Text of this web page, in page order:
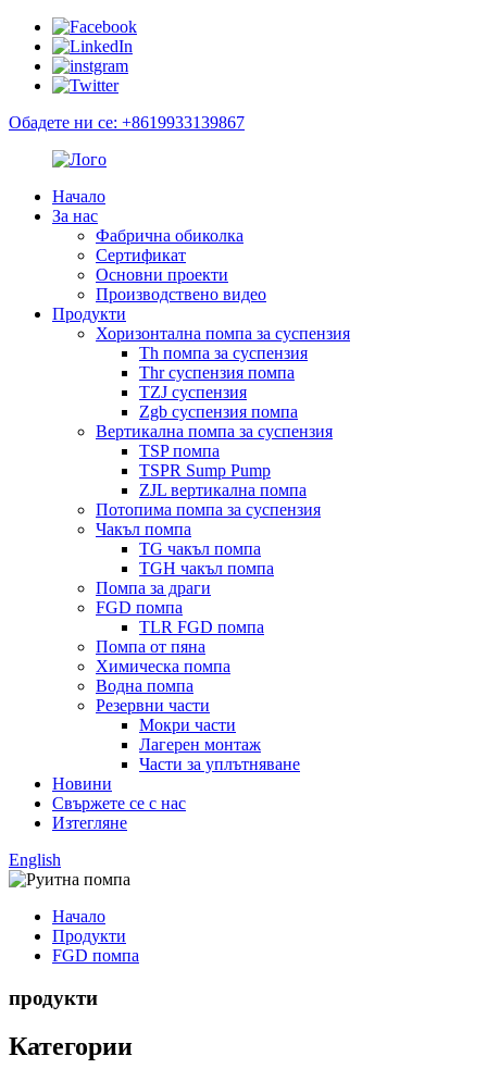
Обадете ни се: +8619933139867
Начало
За нас
Фабрична обиколка
Сертификат
Основни проекти
Производствено видео
Продукти
Хоризонтална помпа за суспензия
Th помпа за суспензия
Thr суспензия помпа
TZJ суспензия
Zgb суспензия помпа
Вертикална помпа за суспензия
TSP помпа
TSPR Sump Pump
ZJL вертикална помпа
Потопима помпа за суспензия
Чакъл помпа
TG чакъл помпа
TGH чакъл помпа
Помпа за драги
FGD помпа
TLR FGD помпа
Помпа от пяна
Химическа помпа
Водна помпа
Резервни части
Мокри части
Лагерен монтаж
Части за уплътняване
Новини
Свържете се с нас
Изтегляне
English
Начало
Продукти
FGD помпа
продукти
Категории